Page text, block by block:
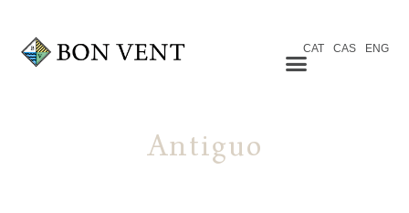
CAT CAS ENG
Antiguo